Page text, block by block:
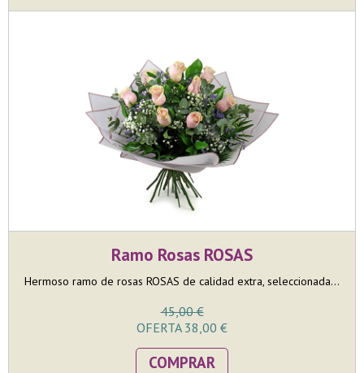
Ramo Rosas ROSAS
Hermoso ramo de rosas ROSAS de calidad extra, seleccionada...
45,00 €
OFERTA 38,00 €
COMPRAR